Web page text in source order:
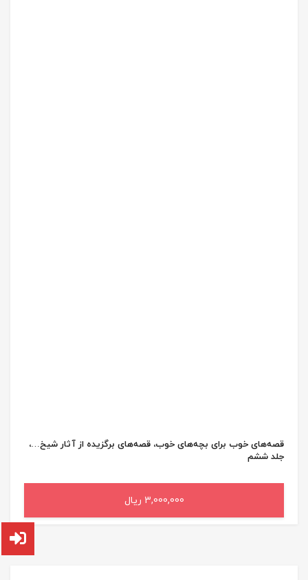
قصه‌های خوب برای بچه‌های خوب، قصه‌های برگزیده از آثار شیخ…،
جلد ششم
3,000,000 ریال
افزودن به سبد خرید